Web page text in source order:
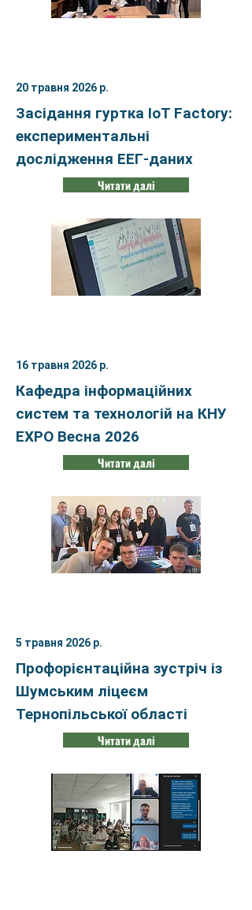
20 травня 2026 р.
Засідання гуртка IoT Factory:
експериментальні
дослідження ЕЕГ-даних
Читати далі
16 травня 2026 р.
Кафедра інформаційних
систем та технологій на КНУ
EXPO Весна 2026
Читати далі
5 травня 2026 р.
Профорієнтаційна зустріч із
Шумським ліцеєм
Тернопільської області
Читати далі